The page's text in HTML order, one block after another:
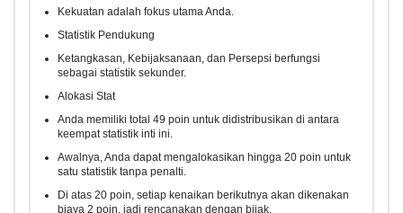
Kekuatan adalah fokus utama Anda.
Statistik Pendukung
Ketangkasan, Kebijaksanaan, dan Persepsi berfungsi
sebagai statistik sekunder.
Alokasi Stat
Anda memiliki total 49 poin untuk didistribusikan di antara
keempat statistik inti ini.
Awalnya, Anda dapat mengalokasikan hingga 20 poin untuk
satu statistik tanpa penalti.
Di atas 20 poin, setiap kenaikan berikutnya akan dikenakan
biaya 2 poin, jadi rencanakan dengan bijak.